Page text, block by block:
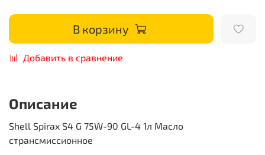
В корзину
Добавить в сравнение
Описание
Shell Spirax S4 G 75W-90 GL-4 1л Масло
странсмиссионное